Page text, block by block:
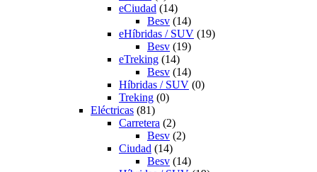
eCiudad (14)
Besv (14)
eHíbridas / SUV (19)
Besv (19)
eTreking (14)
Besv (14)
Híbridas / SUV (0)
Treking (0)
Eléctricas (81)
Carretera (2)
Besv (2)
Ciudad (14)
Besv (14)